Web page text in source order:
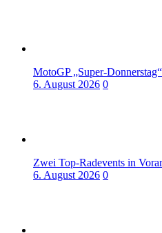
MotoGP „Super-
6. August 2026 0
Zwei Top-Radevents in
6. August 2026 0